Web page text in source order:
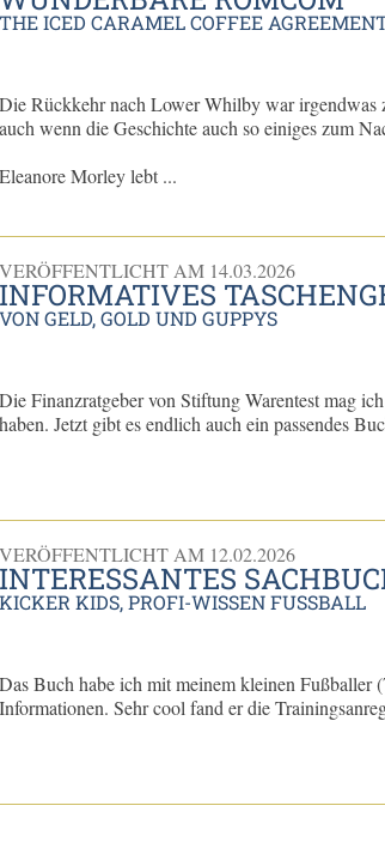
THE ICED CARAMEL COFFEE
Die Rückkehr nach Lower Whilby war irgendwas
auch wenn die Geschichte auch so einiges zum
Eleanore Morley lebt ...
VERÖFFENTLICHT AM 14.03.2026
INFORMATIVES
VON GELD, GOLD UND GUPPYS
Die Finanzratgeber von Stiftung Warentest mag
haben. Jetzt gibt es endlich auch ein passendes
VERÖFFENTLICHT AM 12.02.2026
INTERESSANTES
KICKER KIDS, PROFI-WISSEN FUSSBALL
Das Buch habe ich mit meinem kleinen Fußballer
Informationen. Sehr cool fand er die